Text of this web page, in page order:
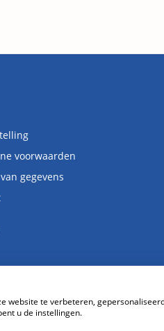
voorwaarden
gegevens
website te verbeteren,
u de instellingen.